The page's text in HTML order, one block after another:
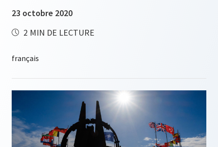
23 octobre 2020
2 MIN DE LECTURE